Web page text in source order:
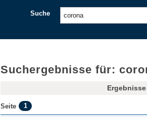
Suche
Suchergebnisse für:
Seite 1